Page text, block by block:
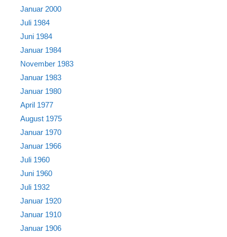
Januar 2000
Juli 1984
Juni 1984
Januar 1984
November 1983
Januar 1983
Januar 1980
April 1977
August 1975
Januar 1970
Januar 1966
Juli 1960
Juni 1960
Juli 1932
Januar 1920
Januar 1910
Januar 1906